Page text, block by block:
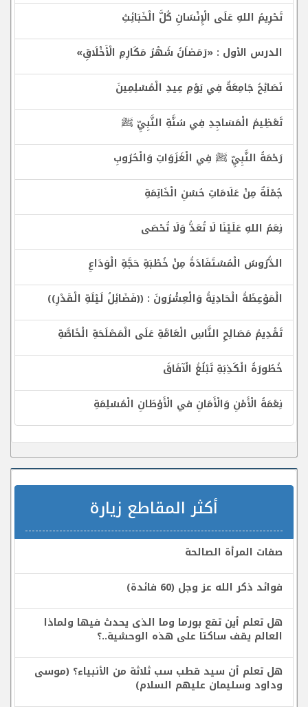
تَحْرِيمُ اللهِ عَلَى الْإِنْسَانِ كُلَّ الْخَبَائِثِ
الدرس الأول : «رَمَضاَنُ شَهْرُ مَكَارِمِ الْأَخْلَاقِ»
نَصَائِحُ جَامِعَةٌ فِي يَوْمِ عِيدِ الْمُسْلِمِينَ
تَعْظِيمُ الْمَسَاجِدِ فِي سُنَّةِ النَّبِيِّ ﷺ
رَحْمَةُ النَّبِيِّ ﷺ فِي الْغَزَوَاتِ وَالْحُرُوبِ
جُمْلَةٌ مِنْ عَلَامَاتِ حُسْنِ الْخَاتِمَةِ
نِعَمُ اللهِ عَلَيْنَا لَا تُعَدُّ وَلَا تُحْصَى
الدُّرُوسُ الْمُسْتَفَادَةُ مِنْ خُطْبَةِ حَجَّةِ الْوَدَاعِ
الْمَوْعِظَةُ الْحَادِيَةُ وَالْعِشْرُونَ : ((فَضَائِلُ لَيْلَةِ الْقَدْرِ))
تَقْدِيمُ مَصَالِحِ النَّاسِ الْعَامَّةِ عَلَى الْمَصْلَحَةِ الْخَاصَّةِ
خُطُورَةُ الْكَذِبَةِ تَبْلُغُ الْآفَاقَ
نِعْمَةُ الْأَمْنِ وَالْأَمَانِ في الْأَوْطَانِ الْمُسْلِمَةِ
أكثر المقاطع زيارة
صفات المرأة الصالحة
فوائد ذكر الله عز وجل (60 فائدة)
هل تعلم أين تقع بورما وما الذى يحدث فيها ولماذا
العالم يقف ساكتا على هذه الوحشية..؟
هل تعلم أن سيد قطب سب ثلاثة من الأنبياء؟ (موسى
وداود وسليمان عليهم السلام)